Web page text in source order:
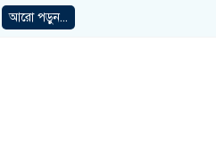
আরো পড়ুন...